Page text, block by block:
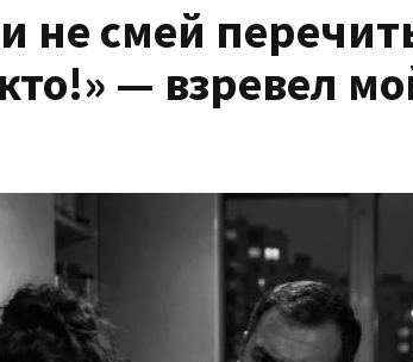
не смей
— взревел